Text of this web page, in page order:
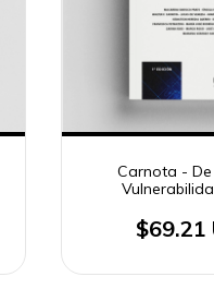
Carnota - De
$69.21